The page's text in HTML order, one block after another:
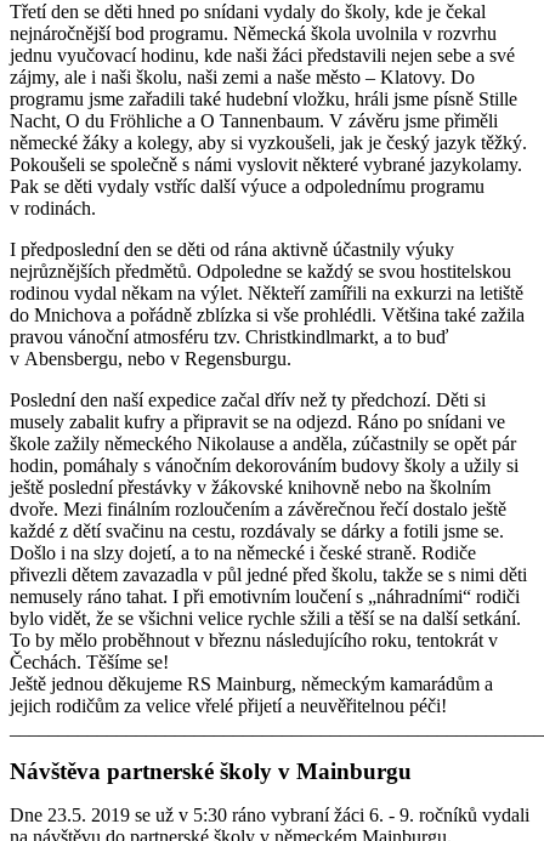
Třetí den se děti hned po snídani vydaly do školy, kde je čekal
nejnáročnější bod programu. Německá škola uvolnila v rozvrhu
jednu vyučovací hodinu, kde naši žáci představili nejen sebe a své
zájmy, ale i naši školu, naši zemi a naše město – Klatovy. Do
programu jsme zařadili také hudební vložku, hráli jsme písně Stille
Nacht, O du Fröhliche a O Tannenbaum. V závěru jsme přiměli
německé žáky a kolegy, aby si vyzkoušeli, jak je český jazyk těžký.
Pokoušeli se společně s námi vyslovit některé vybrané jazykolamy.
Pak se děti vydaly vstříc další výuce a odpolednímu programu
v rodinách.
I předposlední den se děti od rána aktivně účastnily výuky
nejrůznějších předmětů. Odpoledne se každý se svou hostitelskou
rodinou vydal někam na výlet. Někteří zamířili na exkurzi na letiště
do Mnichova a pořádně zblízka si vše prohlédli. Většina také zažila
pravou vánoční atmosféru tzv. Christkindlmarkt, a to buď
v Abensbergu, nebo v Regensburgu.
Poslední den naší expedice začal dřív než ty předchozí. Děti si
musely zabalit kufry a připravit se na odjezd. Ráno po snídani ve
škole zažily německého Nikolause a anděla, zúčastnily se opět pár
hodin, pomáhaly s vánočním dekorováním budovy školy a užily si
ještě poslední přestávky v žákovské knihovně nebo na školním
dvoře. Mezi finálním rozloučením a závěrečnou řečí dostalo ještě
každé z dětí svačinu na cestu, rozdávaly se dárky a fotili jsme se.
Došlo i na slzy dojetí, a to na německé i české straně. Rodiče
přivezli dětem zavazadla v půl jedné před školu, takže se s nimi děti
nemusely ráno tahat. I při emotivním loučení s „náhradními“ rodiči
bylo vidět, že se všichni velice rychle sžili a těší se na další setkání.
To by mělo proběhnout v březnu následujícího roku, tentokrát v
Čechách. Těšíme se!
Ještě jednou děkujeme RS Mainburg, německým kamarádům a
jejich rodičům za velice vřelé přijetí a neuvěřitelnou péči!
Návštěva partnerské školy v Mainburgu
Dne 23.5. 2019 se už v 5:30 ráno vybraní žáci 6. - 9. ročníků vydali
na návštěvu do partnerské školy v německém Mainburgu.